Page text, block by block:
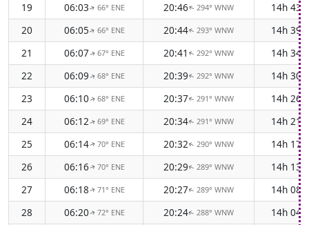
19
06:03↑ 66° ENE 20:46↑294° WNW
14h
20
06:05↑ 66° ENE 20:44↑293° WNW
14h
21
06:07↑ 67° ENE 20:41 ↑ 292° WNW
14h
22
06:09↑ 68° ENE 20:39↑ 292° WNW
14h
23
06:10↑ 68° ENE 20:37↑ 291° WNW
14h
24
06:12↑ 69° ENE 20:34↑ 291° WNW
14h
25
06:14↑ 70° ENE 20:32↑ 290° WNW
14h
26
06:16↑ 70° ENE 20:29↑ 289° WNW
14h
27
06:18↑ 71° ENE 20:27↑ 289° WNW
14h
28
06:20↑ 72° ENE 20:24↑ 288° WNW 14h